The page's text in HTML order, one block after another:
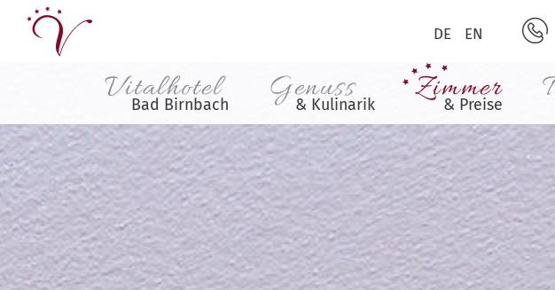
DE EN
Vitalhotel
Bad Birnbach Genuss
& Kulinarik Zimmer
& Preise